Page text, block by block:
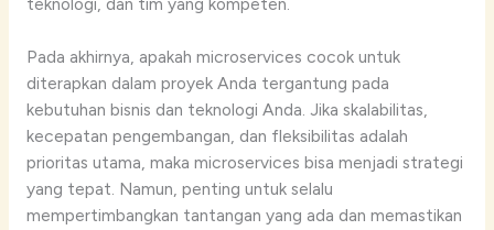
Pada akhirnya, apakah microservices cocok untuk
diterapkan dalam proyek Anda tergantung pada
kebutuhan bisnis dan teknologi Anda. Jika skalabilitas,
kecepatan pengembangan, dan fleksibilitas adalah
prioritas utama, maka microservices bisa menjadi strategi
yang tepat. Namun, penting untuk selalu
mempertimbangkan tantangan yang ada dan memastikan